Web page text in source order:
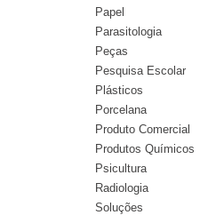
Papel
Parasitologia
Peças
Pesquisa Escolar
Plásticos
Porcelana
Produto Comercial
Produtos Químicos
Psicultura
Radiologia
Soluções